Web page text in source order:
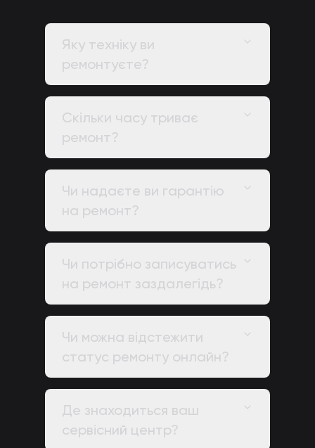
Яку техніку ви
ремонтуєте?
Скільки часу триває
ремонт?
Чи надаєте ви гарантію
на ремонт?
Чи потрібно записуватись
на ремонт заздалегідь?
Чи можна відстежити
статус ремонту онлайн?
Де знаходиться ваш
сервісний центр?